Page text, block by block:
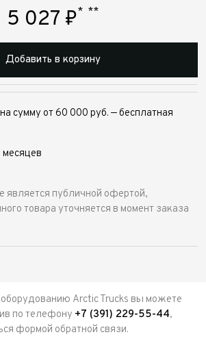
5 027 ₽* **
Добавить в корзину
сумму от 60 000 руб. — бесплатная
месяцев
является публичной офертой,
товара уточняется в момент заказа
Arctic Trucks вы можете
по телефону +7 (391) 229-55-44,
формой обратной связи.